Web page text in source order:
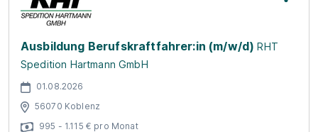
Ausbildung Berufskraftfahrer:in (m/w/d) RHT
Spedition Hartmann GmbH
01.08.2026
56070 Koblenz
995 - 1.115 € pro Monat